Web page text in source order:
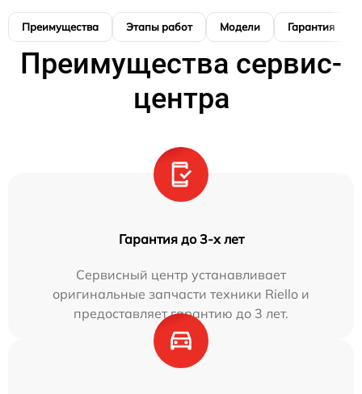
Преимущества Этапы работ Модели Гарантия
Преимущества сервис-
центра
Гарантия до 3-х лет
Сервисный центр устанавливает
оригинальные запчасти техники Riello и
предоставляет гарантию до 3 лет.